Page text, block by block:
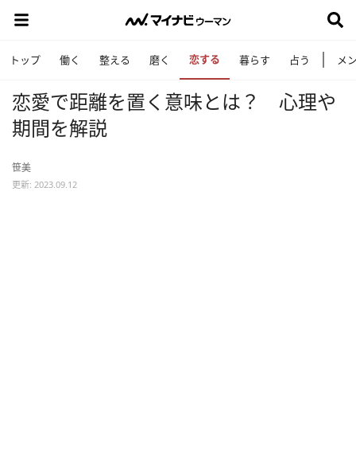
トップ 働く 整える 磨く 恋する 暮らす 占う メ
恋愛で距離を置く意味とは？ 心理や
期間を解説
笹美
更新: 2023.09.12